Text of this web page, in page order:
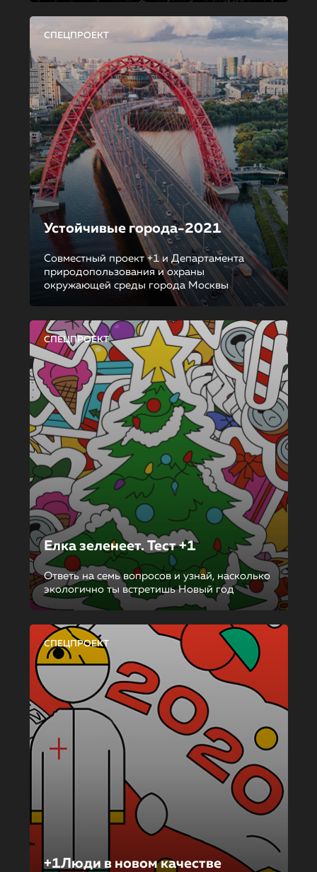
СПЕЦПРОЕКТ
Устойчивые города-2021
Совместный проект +1 и Департамента
природопользования и охраны
окружающей среды города Москвы
СПЕЦПРОЕКТ
Елка зеленеет. Тест +1
Ответь на семь вопросов и узнай, насколько
экологично ты встретишь Новый год
СПЕЦПРОЕКТ
+1Люди в новом качестве